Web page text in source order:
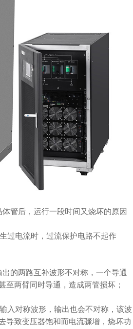
管后，运行一段时间又烧坏的原因
过电流时，过流保护电路不起作
的两路互补波形不对称，一个导通
至两臂同时导通，造成两管损坏；
入对称波形，输出也会不对称，该波
导致变压器饱和而电流骤增，烧坏功